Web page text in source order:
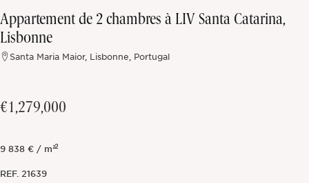
Appartement de 2 chambres à LIV Santa Catarina,
Lisbonne
Santa Maria Maior, Lisbonne, Portugal
€1,279,000
9 838 € / m²2
REF. 21639
Hors marché
Toutes les propriétés